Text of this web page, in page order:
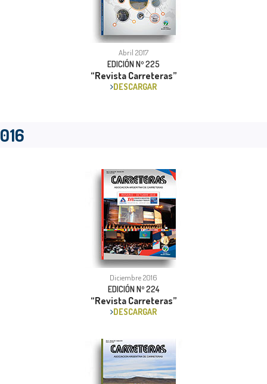
Abril 2017
EDICIÓN Nº 225
“Revista Carreteras”
DESCARGAR
Diciembre 2016
EDICIÓN Nº 224
“Revista Carreteras”
DESCARGAR